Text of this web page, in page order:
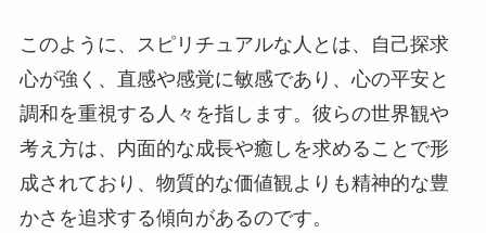
このように、スピリチュアルな人とは、自己探求
心が強く、直感や感覚に敏感であり、心の平安と
調和を重視する人々を指します。彼らの世界観や
考え方は、内面的な成長や癒しを求めることで形
成されており、物質的な価値観よりも精神的な豊
かさを追求する傾向があるのです。